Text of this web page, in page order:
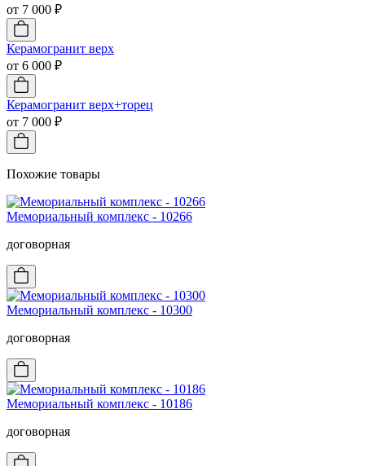
от 7 000 ₽
Керамогранит верх
от 6 000 ₽
Керамогранит верх+торец
от 7 000 ₽
Похожие товары
Мемориальный комплекс - 10266
договорная
Мемориальный комплекс - 10300
договорная
Мемориальный комплекс - 10186
договорная